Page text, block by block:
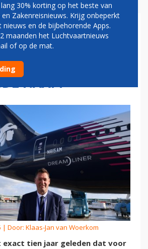
TIEN JAAR OP
VAN
TOT
NAAM
| Door: Klaas-Jan van Woerkom
exact tien jaar geleden dat voor
30% korting op het beste van
Zakenreisnieuws. Krijg onbeperkt
en de bijbehorende Apps.
maanden het Luchtvaartnieuws
of op de mat.